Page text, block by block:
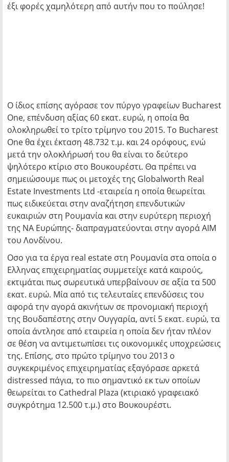
έξι φορές χαμηλότερη από αυτήν που το πούλησε!
Ο ίδιος επίσης αγόρασε τον πύργο γραφείων Bucharest
One, επένδυση αξίας 60 εκατ. ευρώ, η οποία θα
ολοκληρωθεί το τρίτο τρίμηνο του 2015. Το Bucharest
One θα έχει έκταση 48.732 τ.μ. και 24 ορόφους, ενώ
μετά την ολοκλήρωσή του θα είναι το δεύτερο
ψηλότερο κτίριο στο Βουκουρέστι. Θα πρέπει να
σημειώσουμε πως οι μετοχές της Globalworth Real
Estate Investments Ltd -εταιρεία η οποία θεωρείται
πως ειδικεύεται στην αναζήτηση επενδυτικών
ευκαιριών στη Ρουμανία και στην ευρύτερη περιοχή
της ΝΑ Ευρώπης- διαπραγματεύονται στην αγορά AIM
του Λονδίνου.
Οσο για τα έργα real estate στη Ρουμανία στα οποία ο
Ελληνας επιχειρηματίας συμμετείχε κατά καιρούς,
εκτιμάται πως σωρευτικά υπερβαίνουν σε αξία τα 500
εκατ. ευρώ. Μία από τις τελευταίες επενδύσεις του
αφορά την αγορά ακινήτων σε προνομιακή περιοχή
της Βουδαπέστης στην Ουγγαρία, αντί 5 εκατ. ευρώ, τα
οποία άντλησε από εταιρεία η οποία δεν ήταν πλέον
σε θέση να αντιμετωπίσει τις οικονομικές υποχρεώσεις
της. Επίσης, στο πρώτο τρίμηνο του 2013 ο
συγκεκριμένος επιχειρηματίας εξαγόρασε αρκετά
distressed πάγια, το πιο σημαντικό εκ των οποίων
θεωρείται το Cathedral Plaza (κτιριακό γραφειακό
συγκρότημα 12.500 τ.μ.) στο Βουκουρέστι.